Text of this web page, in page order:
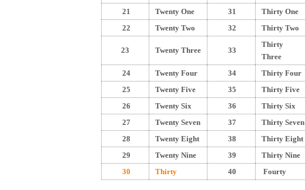
21 Twenty One 31
Thirty One
22
Twenty Two 32 Thirty Two
23 Twenty Three 33
Thirty
Three
24
Twenty Four 34
Thirty Four
25
Twenty Five 35
Thirty Five
26
Twenty Six 36
Thirty Six
27
Twenty Seven 37
Thirty Seven
28
Twenty Eight 38
Thirty Eight
29
Twenty Nine 39
Thirty Nine
30
Thirty 40 Fourty